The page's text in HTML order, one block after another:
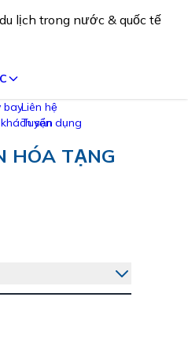
du lịch trong nước &
HÓA TẠNG